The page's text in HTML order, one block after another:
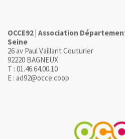
OCCE92 | Association
Seine
26 av Paul Vaillant Couturier
92220 BAGNEUX
T : 01.46.64.00.10
E : ad92@occe.coop